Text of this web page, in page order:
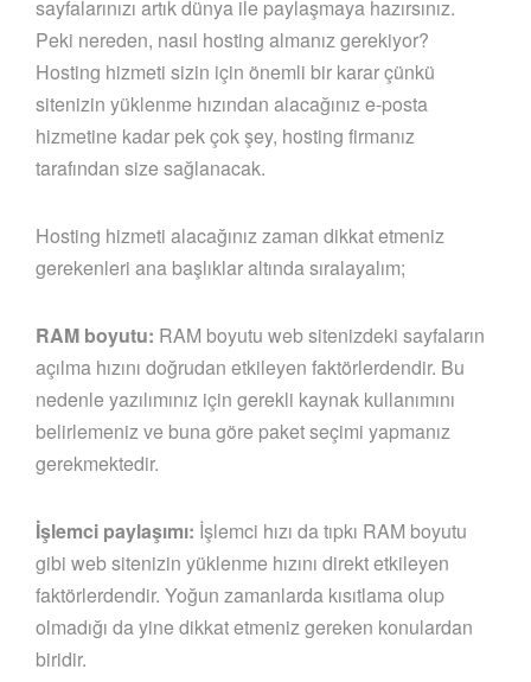
sayfalarınızı artık dünya ile paylaşmaya hazırsınız.
Peki nereden, nasıl hosting almanız gerekiyor?
Hosting hizmeti sizin için önemli bir karar çünkü
sitenizin yüklenme hızından alacağınız e-posta
hizmetine kadar pek çok şey, hosting firmanız
tarafından size sağlanacak.
Hosting hizmeti alacağınız zaman dikkat etmeniz
gerekenleri ana başlıklar altında sıralayalım;
RAM boyutu: RAM boyutu web sitenizdeki sayfaların
açılma hızını doğrudan etkileyen faktörlerdendir. Bu
nedenle yazılımınız için gerekli kaynak kullanımını
belirlemeniz ve buna göre paket seçimi yapmanız
gerekmektedir.
İşlemci paylaşımı: İşlemci hızı da tıpkı RAM boyutu
gibi web sitenizin yüklenme hızını direkt etkileyen
faktörlerdendir. Yoğun zamanlarda kısıtlama olup
olmadığı da yine dikkat etmeniz gereken konulardan
biridir.